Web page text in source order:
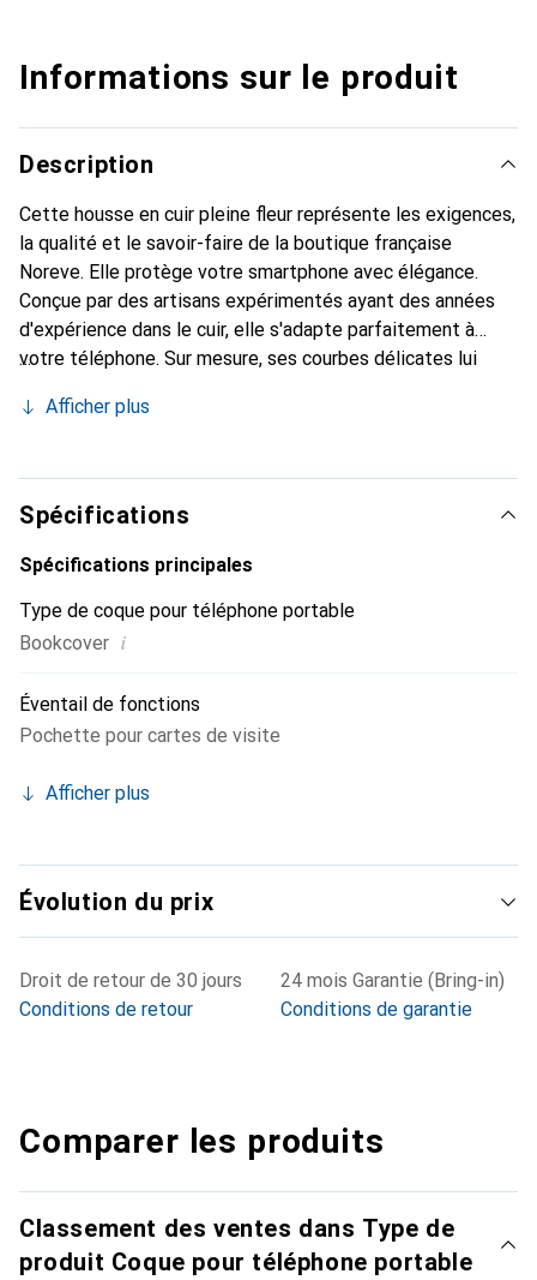
Informations sur le produit
Description
Cette housse en cuir pleine fleur représente les exigences,
la qualité et le savoir-faire de la boutique française
Noreve. Elle protège votre smartphone avec élégance.
Conçue par des artisans expérimentés ayant des années
d'expérience dans le cuir, elle s'adapte parfaitement à
votre téléphone. Sur mesure, ses courbes délicates lui
l'accessoire chic et indispensable pour votre smartphone.
haute qualité, la marque Noreve est un choix fiable pour
une clientèle exigeante.
Afficher plus
Spécifications
Spécifications principales
Type de coque pour téléphone portable
Bookcover i
Éventail de fonctions
Pochette pour cartes de visite
Afficher plus
Évolution du prix
Droit de retour de 30 jours
Conditions de retour
24 mois Garantie (Bring-in)
Conditions de garantie
Comparer les produits
Classement des ventes dans Type de
produit Coque pour téléphone portable